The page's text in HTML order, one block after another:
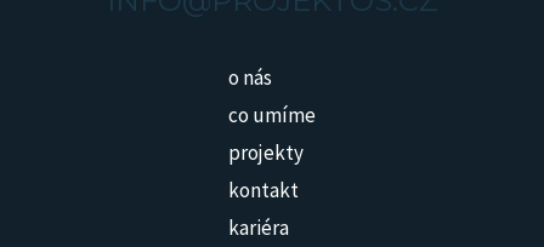
o nás
co umíme
projekty
kontakt
kariéra